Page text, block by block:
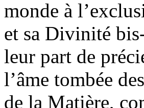
monde à
et sa Divinité
leur part de
l’âme tombée
de la Matière,